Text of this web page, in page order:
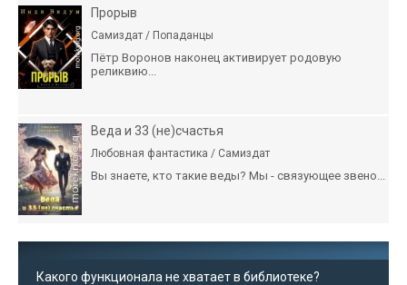
Прорыв
Самиздат / Попаданцы
Пётр Воронов наконец активирует родовую
реликвию...
Веда и 33 (не)счастья
Любовная фантастика / Самиздат
Вы знаете, кто такие веды? Мы - связующее звено...
Какого функционала не хватает в библиотеке?